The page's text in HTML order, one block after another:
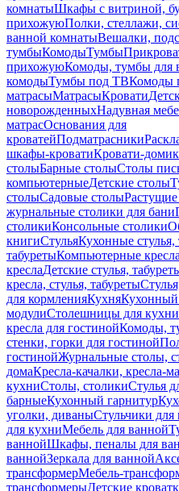
комнатыШкафы с витриной,
прихожуюПолки, стеллажи,
ванной комнатыВешалки,
тумбыКомодыТумбы
прихожуюКомоды, тумбы для
комодыТумбы под ТВКомоды
матрасыМатрасыКровати
новорожденныхНадувная
матрасОснования для
кроватейПодматрасники
шкафы-кроватиКровати-
столыБарные столыСтолы
компьютерныеДетские столы
столыСадовые столы
журнальные столики для бани
столикиКонсольные столики
книгиСтульяКухонные стулья,
табуретыКомпьютерные
креслаДетские стулья,
кресла, стулья, табуреты
для кормленияКухняКухонный
модулиСтолешницы для кухни
кресла для гостинойКомоды,
стенки, горки для гостиной
гостинойЖурнальные столы,
домаКресла-качалки, кресла-
кухниСтолы, столикиСтулья
барныеКухонный гарнитур
уголки, диваныСтульчики для
для кухниМебель для ванной
ваннойШкафы, пеналы для
ваннойЗеркала для ванной
трансформерМебель-
трансформерыДетские